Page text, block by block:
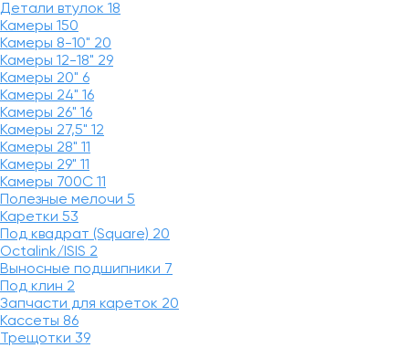
Детали втулок 18
Камеры 150
Камеры 8-10" 20
Камеры 12-18" 29
Камеры 20" 6
Камеры 24" 16
Камеры 26" 16
Камеры 27,5" 12
Камеры 28" 11
Камеры 29" 11
Камеры 700C 11
Полезные мелочи 5
Каретки 53
Под квадрат (Square) 20
Octalink/ISIS 2
Выносные подшипники 7
Под клин 2
Запчасти для кареток 20
Кассеты 86
Трещотки 39